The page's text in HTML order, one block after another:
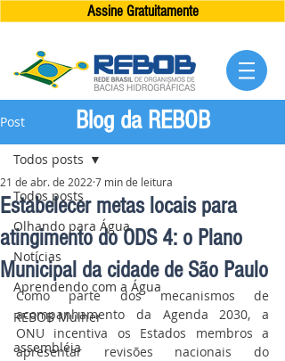
Assine Gratuitamente
Post
Todos posts
Olhando para Água
Notícias
Aprendendo com a Água
REBOB Mulher
assembléia
Todos posts
Estabelecer metas locais para
atingimento do ODS 4: o Plano
Municipal da cidade de São Paulo
21 de abr. de 2022 7 min de leitura
Como parte dos mecanismos de
acompanhamento da Agenda 2030, a
ONU incentiva os Estados membros a
apresentar revisões nacionais do
Blog da REBOB